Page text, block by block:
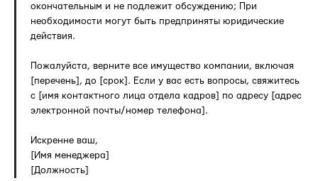
окончательным и не подлежит обсуждению; При
необходимости могут быть предприняты юридические
действия.
Пожалуйста, верните все имущество компании, включая
[перечень], до [срок]. Если у вас есть вопросы, свяжитесь
с [имя контактного лица отдела кадров] по адресу [адрес
электронной почты/номер телефона].
Искренне ваш,
[Имя менеджера]
[Должность]